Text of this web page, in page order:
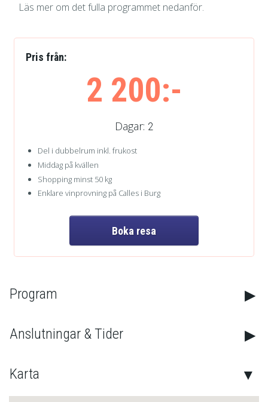
Läs mer om det fulla programmet nedanför.
Pris från:
2 200:-
Dagar: 2
Del i dubbelrum inkl. frukost
Middag på kvällen
Shopping minst 50 kg
Enklare vinprovning på Calles i Burg
Boka resa
Journr:
0709-209089
Program
Anslutningar & Tider
Karta